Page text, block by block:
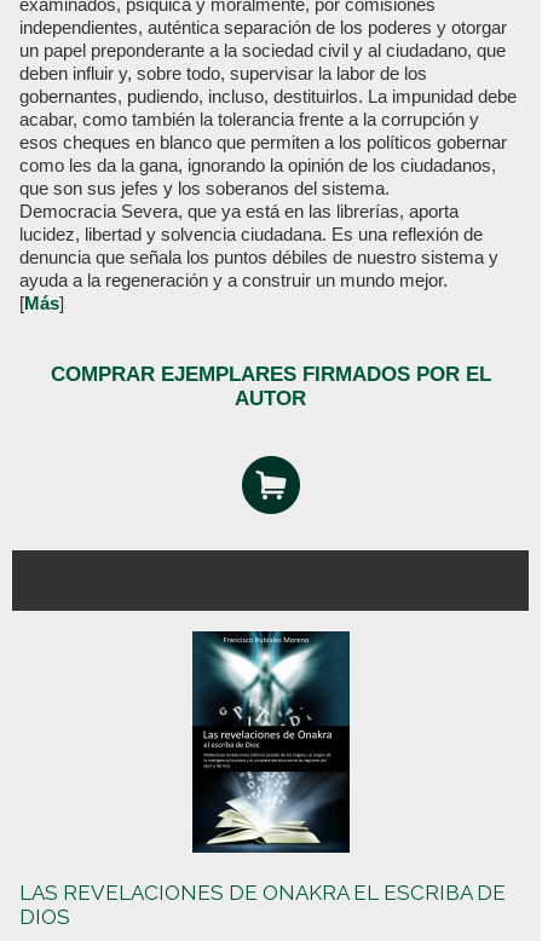
examinados, psiquica y moralmente, por comisiones
independientes, auténtica separación de los poderes y otorgar
un papel preponderante a la sociedad civil y al ciudadano, que
deben influir y, sobre todo, supervisar la labor de los
gobernantes, pudiendo, incluso, destituirlos. La impunidad debe
acabar, como también la tolerancia frente a la corrupción y
esos cheques en blanco que permiten a los políticos gobernar
como les da la gana, ignorando la opinión de los ciudadanos,
que son sus jefes y los soberanos del sistema.
Democracia Severa, que ya está en las librerías, aporta
lucidez, libertad y solvencia ciudadana. Es una reflexión de
denuncia que señala los puntos débiles de nuestro sistema y
ayuda a la regeneración y a construir un mundo mejor.
[Más]
COMPRAR EJEMPLARES FIRMADOS POR EL
AUTOR
LAS REVELACIONES DE ONAKRA EL ESCRIBA DE
DIOS